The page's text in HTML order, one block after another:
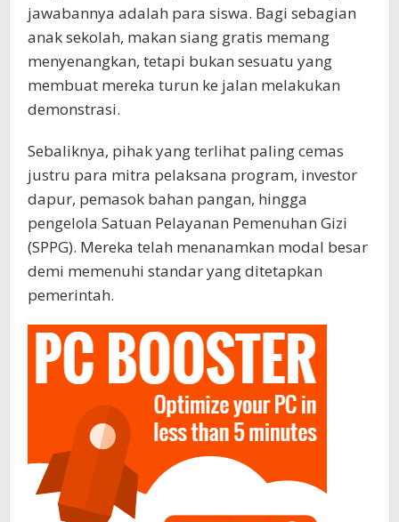
jawabannya adalah para siswa. Bagi sebagian
anak sekolah, makan siang gratis memang
menyenangkan, tetapi bukan sesuatu yang
membuat mereka turun ke jalan melakukan
demonstrasi.
Sebaliknya, pihak yang terlihat paling cemas
justru para mitra pelaksana program, investor
dapur, pemasok bahan pangan, hingga
pengelola Satuan Pelayanan Pemenuhan Gizi
(SPPG). Mereka telah menanamkan modal besar
demi memenuhi standar yang ditetapkan
pemerintah.